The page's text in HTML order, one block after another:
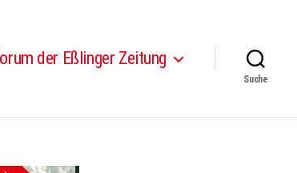
der Eßlinger Zeitung
Suche